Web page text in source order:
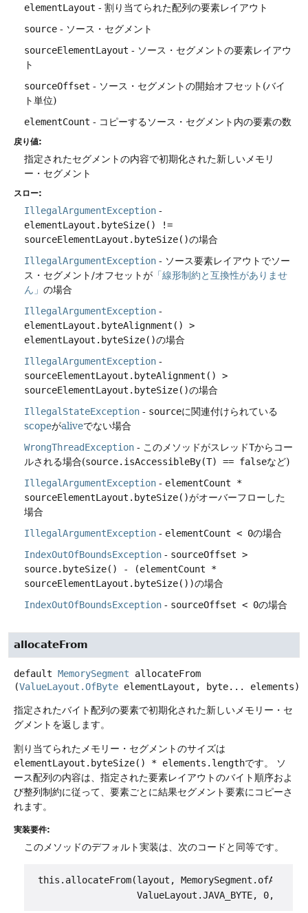
elementLayout - 割り当てられた配列の要素レイアウト
source - ソース・セグメント
sourceElementLayout - ソース・セグメントの要素レイアウ
ト
sourceOffset - ソース・セグメントの開始オフセット(バイ
ト単位)
elementCount - コピーするソース・セグメント内の要素の数
戻り値:
指定されたセグメントの内容で初期化された新しいメモリ
ー・セグメント
スロー:
IllegalArgumentException -
elementLayout.byteSize() !=
sourceElementLayout.byteSize()の場合
IllegalArgumentException - ソース要素レイアウトでソー
ス・セグメント/オフセットが 「線形制約と互換性がありませ
ん」 の場合
IllegalArgumentException -
elementLayout.byteAlignment() >
elementLayout.byteSize()の場合
IllegalArgumentException -
sourceElementLayout.byteAlignment() >
sourceElementLayout.byteSize()の場合
IllegalStateException - sourceに関連付けられている
scopeがaliveでない場合
WrongThreadException - このメソッドがスレッドTからコー
ルされる場合(source.isAccessibleBy(T) == falseなど)
IllegalArgumentException - elementCount *
sourceElementLayout.byteSize()がオーバーフローした
場合
IllegalArgumentException - elementCount < 0の場合
IndexOutOfBoundsException - sourceOffset >
source.byteSize() - (elementCount *
sourceElementLayout.byteSize())の場合
IndexOutOfBoundsException - sourceOffset < 0の場合
allocateFrom
default MemorySegment
allocateFrom
(ValueLayout.OfByte elementLayout, byte... elements)
指定されたバイト配列の要素で初期化された新しいメモリー・セ
グメントを返します。
割り当てられたメモリー・セグメントのサイズは
elementLayout.byteSize() * elements.lengthです。
ソ
ース配列の内容は、指定された要素レイアウトのバイト順序およ
び整列制約に従って、要素ごとに結果セグメント要素にコピーさ
れます。
実装要件:
このメソッドのデフォルト実装は、次のコードと同等です。
this.allocateFrom(layout,